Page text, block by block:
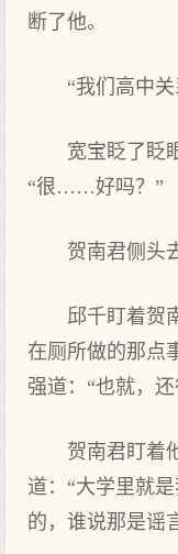
断了他。
“我们高中
宽宝眨了眨
“很……好吗？”
贺南君侧头
邱千盯着贺
在厕所做的那点
强道：“也就，
贺南君盯着
道：“大学里就
的，谁说那是谣